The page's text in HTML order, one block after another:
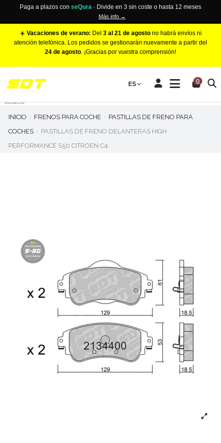
Paga a plazos con seQura · Divide en 3 sin coste o hasta 12 meses
Más info →
☀️ Vacaciones de verano: Del 3 al 21 de agostono habrá envíos ni
atención telefónica. Los pedidos se gestionarán nuevamente a partir del
24 de agosto. ¡Gracias por vuestra comprensión!
ES 0
Make
Modelo
INICIO FRENOS PARA COCHE
PASTILLAS DE FRENO PARA
COCHES
PASTILLAS DE FRENO DELANTERAS HIGH
PERFORMANCE S50 CITROEN C4